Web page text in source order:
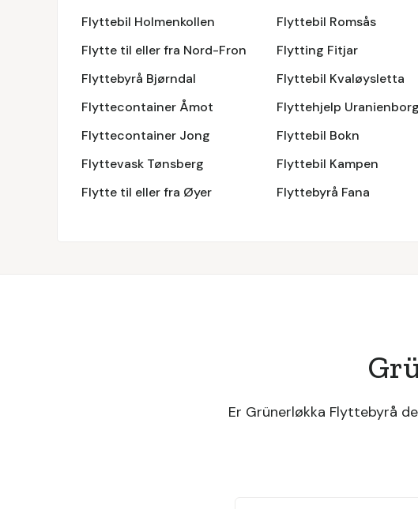
Flyttebil Holmenkollen
Flyttebil Romsås
Flytte til eller fra Nord-Fron
Flytting Fitjar
Flyttebyrå Bjørndal
Flyttebil Kvaløysletta
Flyttecontainer Åmot
Flyttehjelp Uranienborg
Flyttecontainer Jong
Flyttebil Bokn
Flyttevask Tønsberg
Flyttebil Kampen
Flytte til eller fra Øyer
Flyttebyrå Fana
Er Grünerløkka Flyttebyrå